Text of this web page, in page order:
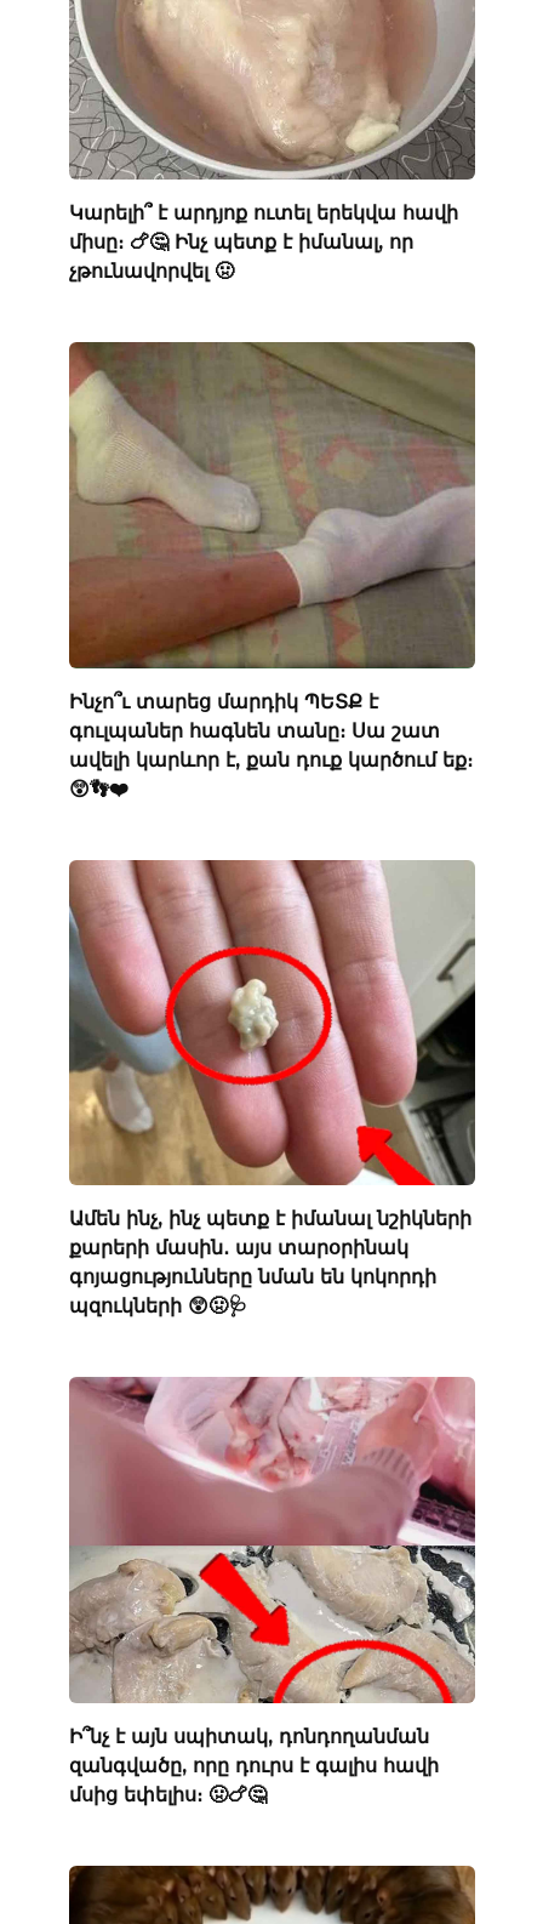
Կարելի՞ է արդյոք ուտել երեկվա հավի
միսը։ 🍗🤔 Ինչ պետք է իմանալ, որ
չթունավորվել 🤢
Ինչո՞ւ տարեց մարդիկ ՊԵՏՔ է
գուլպաներ հագնեն տանը։ Սա շատ
ավելի կարևոր է, քան դուք կարծում եք։
😲👣❤️
Ամեն ինչ, ինչ պետք է իմանալ նշիկների
քարերի մասին․ այս տարօրինակ
գոյացությունները նման են կոկորդի
պզուկների 😲🤢🩺
Ի՞նչ է այն սպիտակ, դոնդողանման
զանգվածը, որը դուրս է գալիս հավի
մսից եփելիս։ 🤢🍗🤔